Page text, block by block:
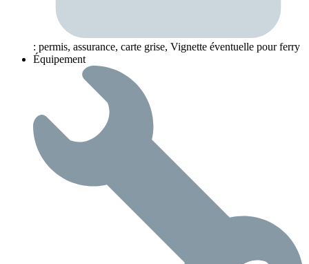
: permis, assurance, carte grise, Vignette éventuelle pour ferry
Équipement